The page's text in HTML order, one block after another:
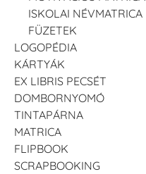
ISKOLAI NÉVMATRICA
FÜZETEK
LOGOPÉDIA
KÁRTYÁK
EX LIBRIS PECSÉT
DOMBORNYOMÓ
TINTAPÁRNA
MATRICA
FLIPBOOK
SCRAPBOOKING